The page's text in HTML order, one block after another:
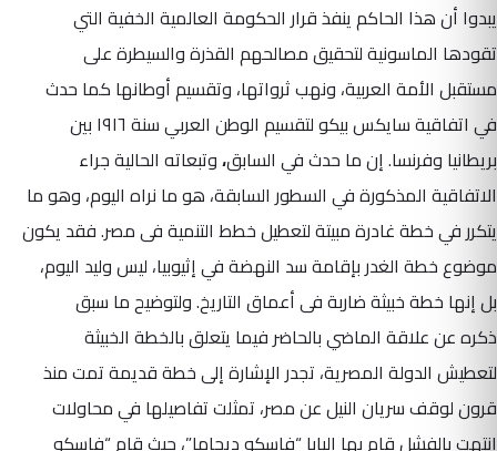
يبدوا أن هذا الحاكم ينفذ قرار الحكومة العالمية الخفية التي
تقودها الماسونية لتحقيق مصالحهم القذرة والسيطرة على
مستقبل الأمة العربية، ونهب ثرواتها، وتقسيم أوطانها كما حدث
في اتفاقية سايكس بيكو لتقسيم الوطن العربي سنة ١٩١٦ بين
بريطانيا وفرنسا. إن ما حدث في السابق،وتبعاته الحالية جراء
الاتفاقية المذكورة في السطور السابقة، هو ما نراه اليوم، وهو ما
يتكرر في خطة غادرة مبيتة لتعطيل خطط التنمية فى مصر. فقد يكون
موضوع خطة الغدر بإقامة سد النهضة في إثيوبيا، ليس وليد اليوم،
بل إنها خطة خبيثة ضاربة فى أعماق التاريخ. ولتوضيح ما سبق
ذكره عن علاقة الماضي بالحاضر فيما يتعلق بالخطة الخبيثة
لتعطيش الدولة المصرية، تجدر الإشارة إلى خطة قديمة تمت منذ
قرون لوقف سريان النيل عن مصر، تمثلت تفاصيلها في محاولات
انتهت بالفشل قام بها البابا “فاسكو ديجاما”، حيث قام “فاسكو